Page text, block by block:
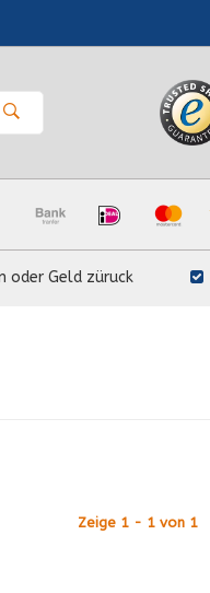
oder Geld züruck
Zeige 1 - 1 von 1